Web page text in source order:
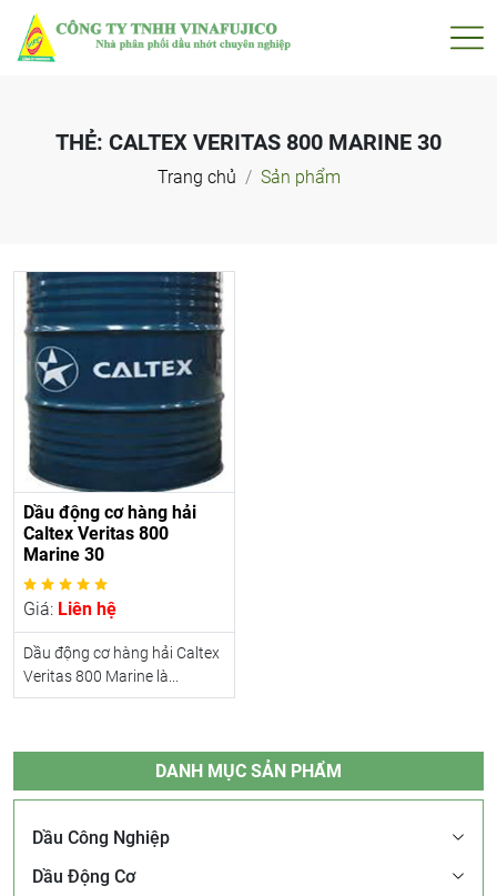
THẺ: CALTEX VERITAS 800 MARINE 30
Trang chủ Sản phẩm
Dầu động cơ hàng hải
Caltex Veritas 800
Marine 30
Giá: Liên hệ
Dầu động cơ hàng hải Caltex
Veritas 800 Marine là...
DANH MỤC SẢN PHẨM
Dầu Công Nghiệp
Dầu Động Cơ